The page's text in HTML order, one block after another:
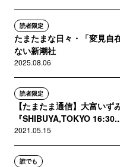
読者限定
たまたまな日々・「変見自
ない新潮社
2025.08.06
読者限定
【たまたま通信】大富いず
『SHIBUYA,TOKYO
2021.05.15
誰でも